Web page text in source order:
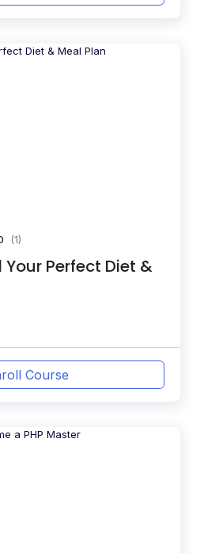
(1)
Perfect Diet &
Course